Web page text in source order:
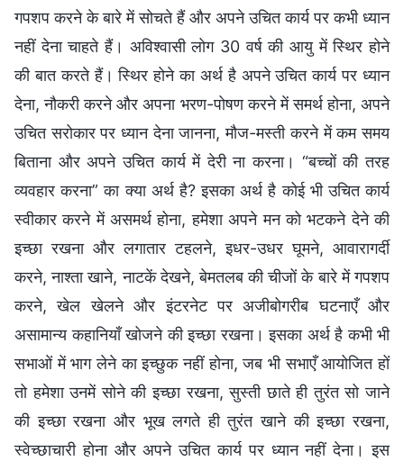
गपशप करने के बारे में सोचते हैं और अपने उचित कार्य पर कभी ध्यान
नहीं देना चाहते हैं। अविश्वासी लोग 30 वर्ष की आयु में स्थिर होने
की बात करते हैं। स्थिर होने का अर्थ है अपने उचित कार्य पर ध्यान
देना, नौकरी करने और अपना भरण-पोषण करने में समर्थ होना, अपने
उचित सरोकार पर ध्यान देना जानना, मौज-मस्ती करने में कम समय
बिताना और अपने उचित कार्य में देरी ना करना। “बच्चों की तरह
व्यवहार करना” का क्या अर्थ है? इसका अर्थ है कोई भी उचित कार्य
स्वीकार करने में असमर्थ होना, हमेशा अपने मन को भटकने देने की
इच्छा रखना और लगातार टहलने, इधर-उधर घूमने, आवारागर्दी
करने, नाश्ता खाने, नाटकें देखने, बेमतलब की चीजों के बारे में गपशप
करने, खेल खेलने और इंटरनेट पर अजीबोगरीब घटनाएँ और
असामान्य कहानियाँ खोजने की इच्छा रखना। इसका अर्थ है कभी भी
सभाओं में भाग लेने का इच्छुक नहीं होना, जब भी सभाएँ आयोजित हों
तो हमेशा उनमें सोने की इच्छा रखना, सुस्ती छाते ही तुरंत सो जाने
की इच्छा रखना और भूख लगते ही तुरंत खाने की इच्छा रखना,
स्वेच्छाचारी होना और अपने उचित कार्य पर ध्यान नहीं देना। इस